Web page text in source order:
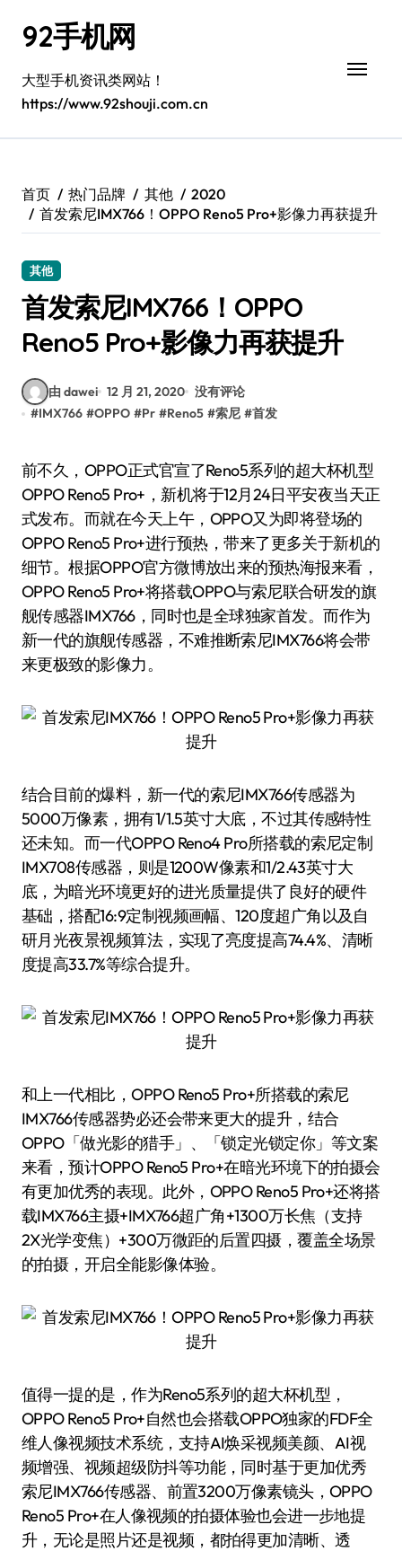
92手机网
大型手机资讯类网站！
https://www.92shouji.com.cn
首页 热门品牌 其他
2020
首发索尼IMX766！OPPO Reno5 Pro+影像力再获提升
其他
首发索尼IMX766！OPPO
Reno5 Pro+影像力再获提升
由 dawei 12 月 21, 2020 没有评论
#IMX766 #OPPO #Pr #Reno5 #索尼 #首发
前不久，OPPO正式官宣了Reno5系列的超大杯机型
OPPO Reno5 Pro+，新机将于12月24日平安夜当天正
式发布。而就在今天上午，OPPO又为即将登场的
OPPO Reno5 Pro+进行预热，带来了更多关于新机的
细节。根据OPPO官方微博放出来的预热海报来看，
OPPO Reno5 Pro+将搭载OPPO与索尼联合研发的旗
舰传感器IMX766，同时也是全球独家首发。而作为
新一代的旗舰传感器，不难推断索尼IMX766将会带
来更极致的影像力。
结合目前的爆料，新一代的索尼IMX766传感器为
5000万像素，拥有1/1.5英寸大底，不过其传感特性
还未知。而一代OPPO Reno4 Pro所搭载的索尼定制
IMX708传感器，则是1200W像素和1/2.43英寸大
底，为暗光环境更好的进光质量提供了良好的硬件
基础，搭配16:9定制视频画幅、120度超广角以及自
研月光夜景视频算法，实现了亮度提高74.4%、清晰
度提高33.7%等综合提升。
和上一代相比，OPPO Reno5 Pro+所搭载的索尼
IMX766传感器势必还会带来更大的提升，结合
OPPO「做光影的猎手」、「锁定光锁定你」等文案
来看，预计OPPO Reno5 Pro+在暗光环境下的拍摄会
有更加优秀的表现。此外，OPPO Reno5 Pro+还将搭
载IMX766主摄+IMX766超广角+1300万长焦（支持
2X光学变焦）+300万微距的后置四摄，覆盖全场景
的拍摄，开启全能影像体验。
值得一提的是，作为Reno5系列的超大杯机型，
OPPO Reno5 Pro+自然也会搭载OPPO独家的FDF全
维人像视频技术系统，支持AI焕采视频美颜、AI视
频增强、视频超级防抖等功能，同时基于更加优秀
索尼IMX766传感器、前置3200万像素镜头，OPPO
Reno5 Pro+在人像视频的拍摄体验也会进一步地提
升，无论是照片还是视频，都拍得更加清晰、透